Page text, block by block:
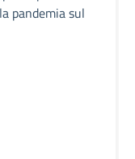
pandemia sul